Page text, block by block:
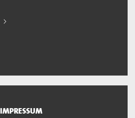
IMPRESSUM